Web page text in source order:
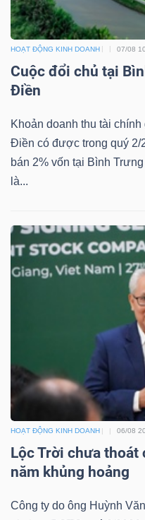
HOẠT ĐỘNG KINH DOANH 07/08
Cuộc đổi chủ tại
Điền
Khoản doanh thu tài
Điền có được trong quý 2/
bán 2% vốn tại Bình
là...
HOẠT ĐỘNG KINH DOANH 06/08
Lộc Trời chưa thoát
năm khủng hoảng
Công ty do ông Huỳnh
YẾU
TIÊU
THIẾT
CHĂM
SÓC
SỨC
TÀI
CHÍNH
NGHỆ